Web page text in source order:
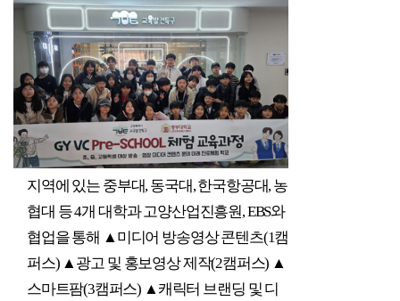
지역에 있는 중부대,동국대,한국항공대,농
협대 등4개 대학과 고양산업진흥원, EBS와
협업을 통해 ▲미디어 방송영상 콘텐츠(1캠
퍼스) ▲광고 및 홍보영상 제작(2캠퍼스) ▲
스마트팜(3캠퍼스) ▲캐릭터 브랜딩 및 디